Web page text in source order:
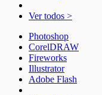
Ver todos >
Photoshop
CorelDRAW
Fireworks
Illustrator
Adobe Flash